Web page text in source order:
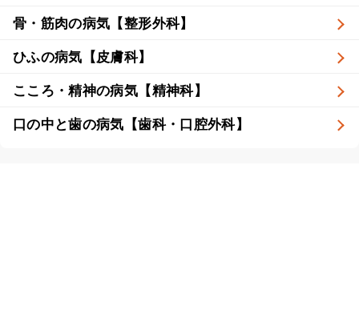
骨・筋肉の病気【整形外科】
ひふの病気【皮膚科】
こころ・精神の病気【精神科】
口の中と歯の病気【歯科・口腔外科】